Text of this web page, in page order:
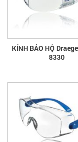
KÍNH BẢO HỘ
8330